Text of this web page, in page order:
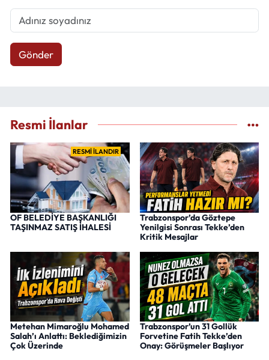
Gönder
Resmi İlanlar
RESMİ İLANDIR
OF BELEDİYE BAŞKANLIĞI
TAŞINMAZ SATIŞ İHALESİ
Trabzonspor’da Göztepe
Yenilgisi Sonrası Tekke’den
Kritik Mesajlar
Metehan Mimaroğlu Mohamed
Salah’ı Anlattı: Beklediğimizin
Çok Üzerinde
Trabzonspor’un 31 Gollük
Forvetine Fatih Tekke’den
Onay: Görüşmeler Başlıyor